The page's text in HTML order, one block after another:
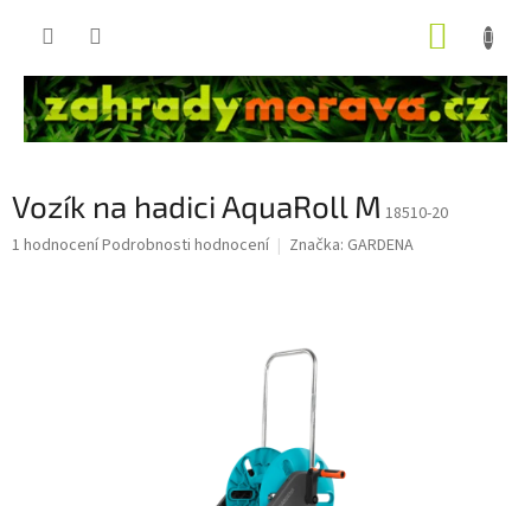
Vozík na hadici AquaRoll M 18510-20
Průměrné
1 hodnoceníPodrobnosti hodnocení Značka: GARDENA